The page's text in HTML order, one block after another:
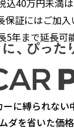
保証にはご加入
年まで延長可
ーに縛られない
ムダを省いた価格